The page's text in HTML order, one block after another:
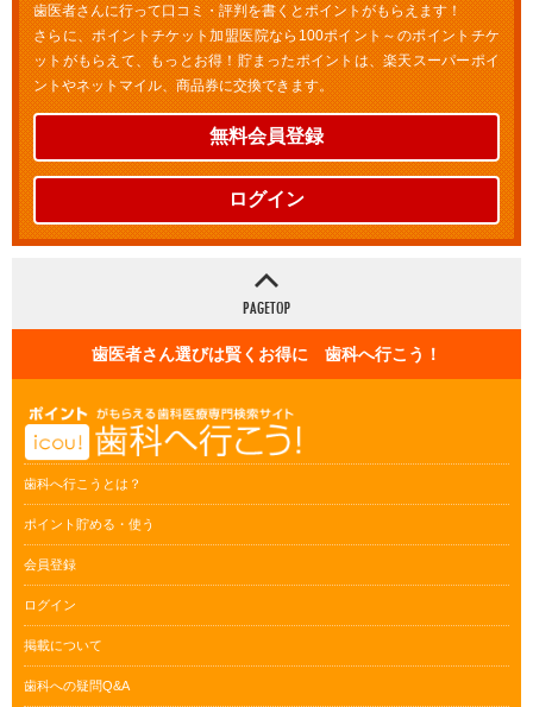
歯医者さんに行って口コミ・評判を書くとポイントがもらえます！
さらに、ポイントチケット加盟医院なら100ポイント～のポイントチケ
ットがもらえて、もっとお得！貯まったポイントは、楽天スーパーポイ
ントやネットマイル、商品券に交換できます。
無料会員登録
ログイン
歯医者さん選びは賢くお得に 歯科へ行こう！
歯科へ行こうとは？
ポイント貯める・使う
会員登録
ログイン
掲載について
歯科への疑問Q&A